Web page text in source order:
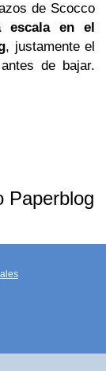
de Scocco
escala en el
, justamente el
de bajar.